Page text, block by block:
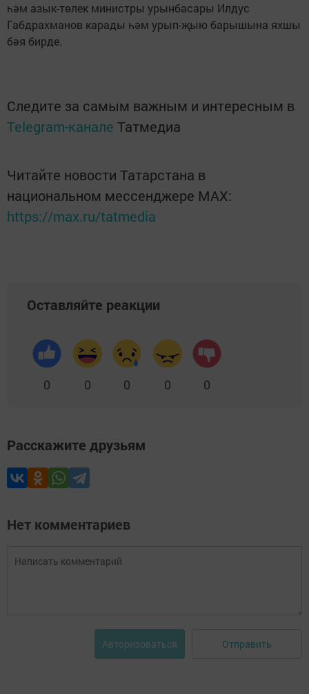
һәм азык-төлек министры урынбасары Илдус
Габдрахманов карады һәм урып-җыю барышына яхшы
бәя бирде.
Следите за самым важным и интересным в
Telegram-канале Татмедиа
Читайте новости Татарстана в
национальном мессенджере MАХ:
https://max.ru/tatmedia
Оставляйте реакции
0 0 0 0 0
Расскажите друзьям
Нет комментариев
Авторизоваться Отправить